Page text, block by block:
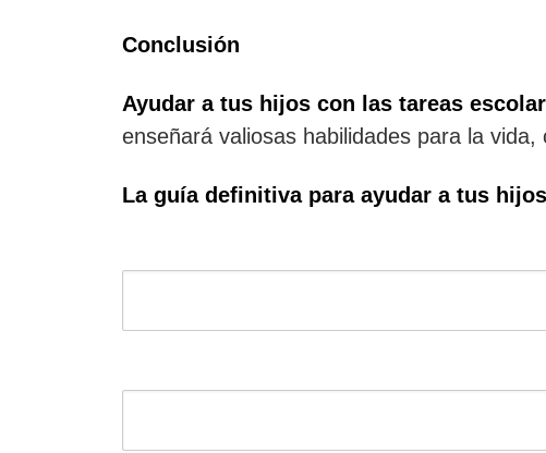
Conclusión
Ayudar a tus hijos con las tareas
enseñará valiosas habilidades para la
La guía definitiva para ayudar a tus